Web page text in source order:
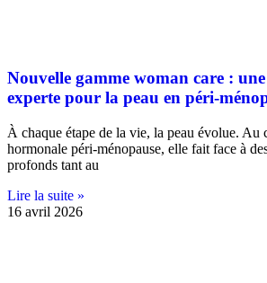
Nouvelle gamme woman care :
experte pour la peau en péri-
À chaque étape de la vie, la peau évolue. Au
hormonale péri-ménopause, elle fait face à
profonds tant au
Lire la suite »
16 avril 2026